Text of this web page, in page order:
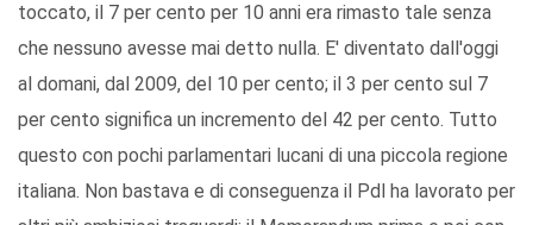
toccato, il 7 per cento per 10 anni era rimasto tale senza
che nessuno avesse mai detto nulla. E' diventato dall'oggi
al domani, dal 2009, del 10 per cento; il 3 per cento sul 7
per cento significa un incremento del 42 per cento. Tutto
questo con pochi parlamentari lucani di una piccola regione
italiana. Non bastava e di conseguenza il Pdl ha lavorato per